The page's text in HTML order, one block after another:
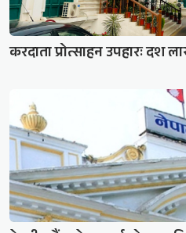
करदाता प्रोत्साहन उपहारः दश